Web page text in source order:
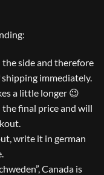
side and therefore
immediately.
a little longer 😉
final price and will
write it in german
Canada is